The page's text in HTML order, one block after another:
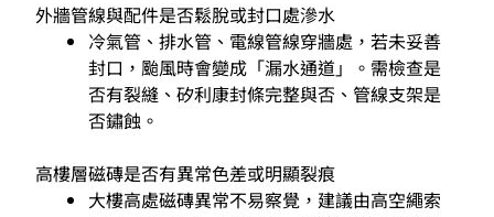
外牆管線與配件是否鬆脫或封口處滲水
冷氣管、排水管、電線管線穿牆處，若未妥善
封口，颱風時會變成「漏水通道」。需檢查是
否有裂縫、矽利康封條完整與否、管線支架是
否鏽蝕。
高樓層磁磚是否有異常色差或明顯裂痕
大樓高處磁磚異常不易察覺，建議由高空繩索